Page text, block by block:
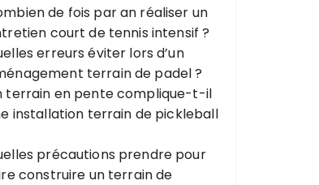
de fois par an réaliser un
court de tennis intensif ?
erreurs éviter lors d’un
terrain de padel ?
terrain en pente complique-t-il
installation terrain de pickleball
précautions prendre pour
construire un terrain de